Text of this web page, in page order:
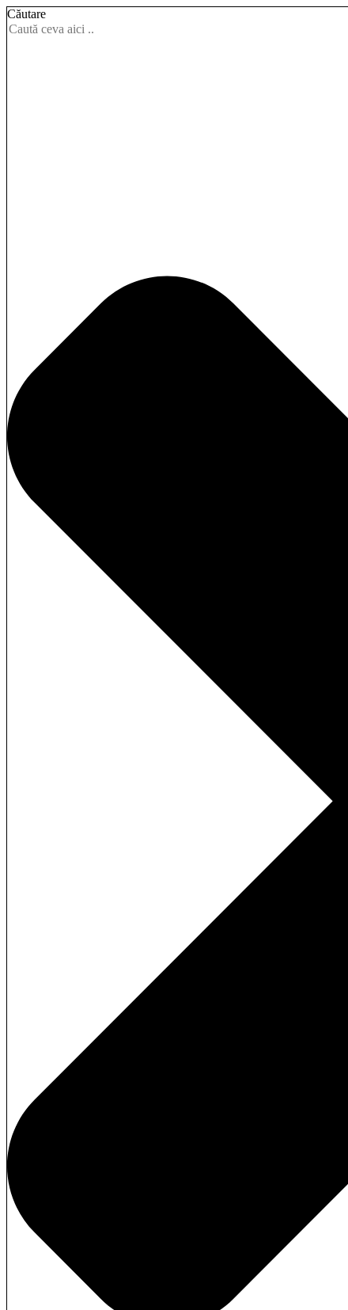
Căutare